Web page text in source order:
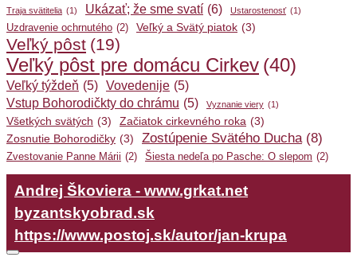
Traja svätitelia (1) Ukázať; že sme svatí (6) Ustarostenosť (1)
Uzdravenie ochrnutého (2) Veľký a Svätý piatok (3)
Veľký pôst (19)
Veľký pôst pre domácu Cirkev (40)
Veľký týždeň (5) Vovedenije (5)
Vstup Bohorodičkty do chrámu (5) Vyznanie viery (1)
Všetkých svätých (3) Začiatok cirkevného roka (3)
Zosnutie Bohorodičky (3) Zostúpenie Svätého Ducha (8)
Zvestovanie Panne Márii (2) Šiesta nedeľa po Pasche: O slepom (2)
Andrej Škoviera - www.grkat.net
byzantskyobrad.sk
https://www.postoj.sk/autor/jan-krupa